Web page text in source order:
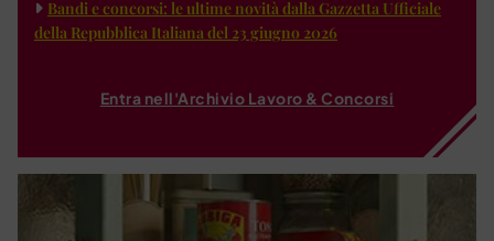
Bandi e concorsi: le ultime novità dalla Gazzetta Ufficiale
della Repubblica Italiana del 23 giugno 2026
Entra nell'Archivio Lavoro & Concorsi